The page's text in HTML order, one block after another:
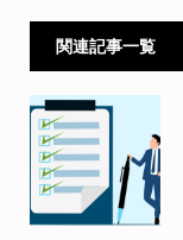
関連記事一覧